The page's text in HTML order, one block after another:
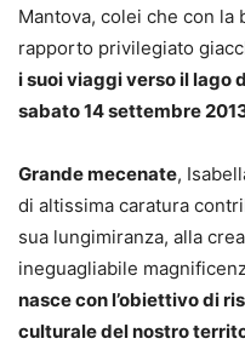
Mantova, colei che con la
rapporto privilegiato
i suoi viaggi verso il lago
sabato 14 settembre
Grande mecenate,
di altissima caratura
sua lungimiranza, alla
ineguagliabile
nasce con l’obiettivo di
culturale del nostro